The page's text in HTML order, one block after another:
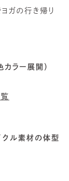
ガの行き帰り
カラー展開）
クル素材の体型